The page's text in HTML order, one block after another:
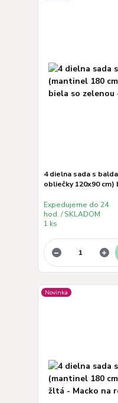
4 dielna sada s
obliečky 120x90
Expedujeme do 24
hod. / SKLADOM
1 ks
Novinka